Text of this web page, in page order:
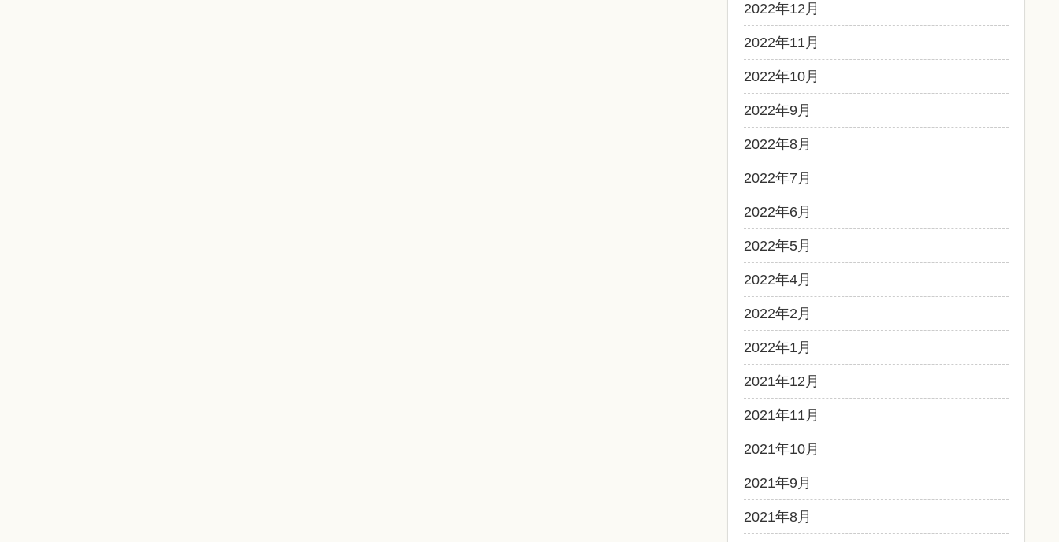
2022年12月
2022年11月
2022年10月
2022年9月
2022年8月
2022年7月
2022年6月
2022年5月
2022年4月
2022年2月
2022年1月
2021年12月
2021年11月
2021年10月
2021年9月
2021年8月